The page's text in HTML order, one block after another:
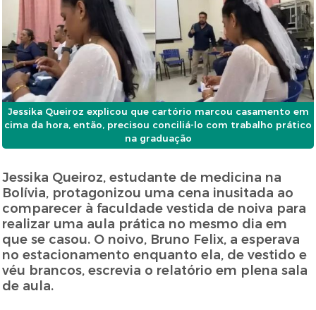
Jessika Queiroz explicou que cartório marcou casamento em
cima da hora, então, precisou conciliá-lo com trabalho prático
na graduação
Jessika Queiroz, estudante de medicina na
Bolívia, protagonizou uma cena inusitada ao
comparecer à faculdade vestida de noiva para
realizar uma aula prática no mesmo dia em
que se casou. O noivo, Bruno Felix, a esperava
no estacionamento enquanto ela, de vestido e
véu brancos, escrevia o relatório em plena sala
de aula.